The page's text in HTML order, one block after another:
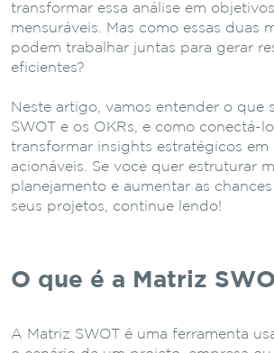
transformar essa análise em
mensuráveis. Mas como essas duas
podem trabalhar juntas para gerar
eficientes?
Neste artigo, vamos entender o que
SWOT e os OKRs, e como conectá-
transformar insights estratégicos em
acionáveis. Se você quer estruturar
planejamento e aumentar as
seus projetos, continue lendo!
O que é a Matriz
A Matriz SWOT é uma ferramenta